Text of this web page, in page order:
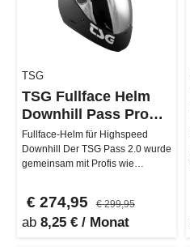
TSG
TSG Fullface Helm
Downhill Pass Pro
2.0
Fullface-Helm für Highspeed
Downhill Der TSG Pass 2.0 wurde
gemeinsam mit Profis wie
€ 274,95 € 299,95
ab 8,25 € / Monat